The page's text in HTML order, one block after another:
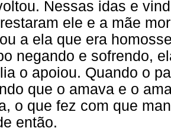
Nessas idas e
ele e a mãe
a ela que era
negando e sofrendo,
o apoiou. Quando o
que o amava e o
o que fez com que
então.